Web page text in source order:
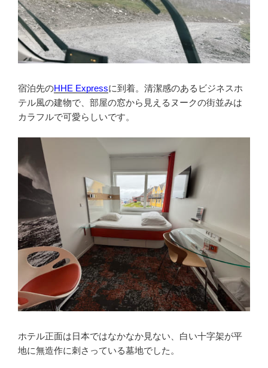
宿泊先のHHE Expressに到着。清潔感のあるビジネスホ
テル風の建物で、部屋の窓から見えるヌークの街並みは
カラフルで可愛らしいです。
ホテル正面は日本ではなかなか見ない、白い十字架が平
地に無造作に刺さっている墓地でした。